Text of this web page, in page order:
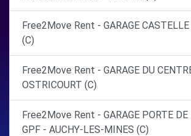
Free2Move Rent - GARAGE
(C)
Free2Move Rent - GARAGE DU
OSTRICOURT (C)
Free2Move Rent - GARAGE PORTE DE
GPF - AUCHY-LES-MINES (C)